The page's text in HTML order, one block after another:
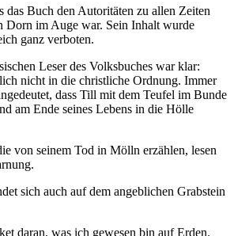
das Buch den Autoritäten zu allen Zeiten
Dorn im Auge war. Sein Inhalt wurde
ganz verboten.
Leser des Volksbuches war klar:
nicht in die christliche Ordnung. Immer
dass Till mit dem Teufel im Bunde
am Ende seines Lebens in die Hölle
von seinem Tod in Mölln erzählen, lesen
sich auch auf dem angeblichen Grabstein
daran, was ich gewesen bin auf Erden.